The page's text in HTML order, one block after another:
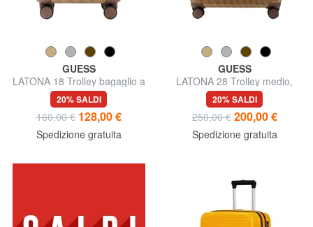
GUESS
LATONA 18 Trolley bagaglio a
mano, rigido
20% SALDI
160,00 € 128,00 €
Spedizione gratuita
GUESS
LATONA 28 Trolley medio,
rigido
20% SALDI
250,00 € 200,00 €
Spedizione gratuita